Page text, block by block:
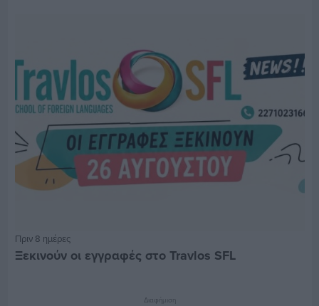
Πριν 8 ημέρες
Ξεκινούν οι εγγραφές στο Travlos SFL
Διαφήμιση